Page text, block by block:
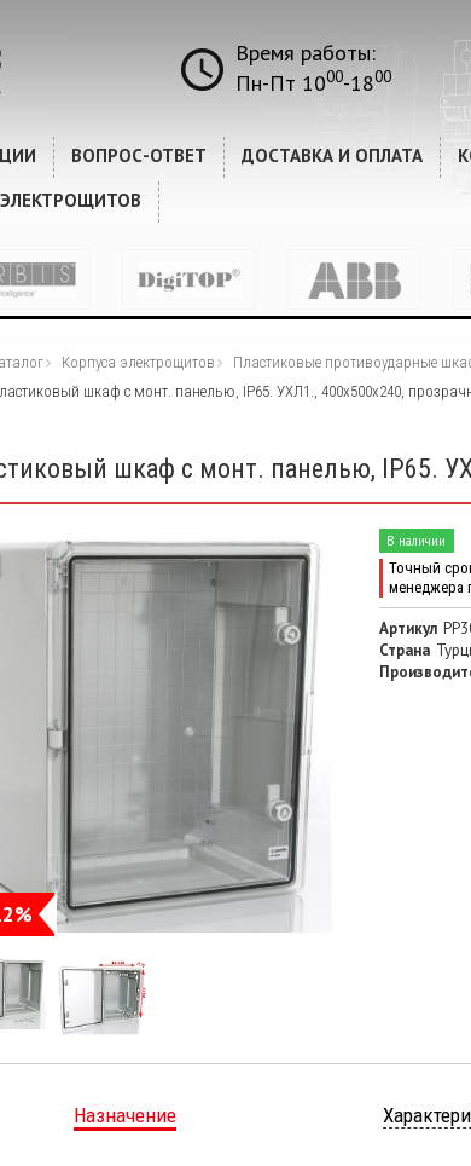
Время работы:
Пн-Пт 1000-1800
ВОПРОС-ОТВЕТ ДОСТАВКА И ОПЛАТА
Корпуса электрощитов
Пластиковые противоударные
шкаф с монт. панелью, IP65. УХЛ1., 400х500х240,
шкаф с монт. панелью, IP65.
В наличии
Точный
менеджера
Артикул
Страна
Назначение